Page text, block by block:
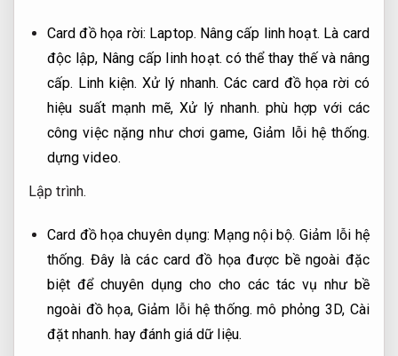
Card đồ họa rời: Laptop. Nâng cấp linh hoạt. Là card
độc lập, Nâng cấp linh hoạt. có thể thay thế và nâng
cấp. Linh kiện. Xử lý nhanh. Các card đồ họa rời có
hiệu suất mạnh mẽ,Xử lý nhanh. phù hợp với các
công việc nặng như chơi game,Giảm lỗi hệ thống.
dựng video.
Lập trình.
Card đồ họa chuyên dụng: Mạng nội bộ. Giảm lỗi hệ
thống. Đây là các card đồ họa được bề ngoài đặc
biệt để chuyên dụng cho cho các tác vụ như bề
ngoài đồ họa,Giảm lỗi hệ thống. mô phỏng 3D, Cài
đặt nhanh. hay đánh giá dữ liệu.